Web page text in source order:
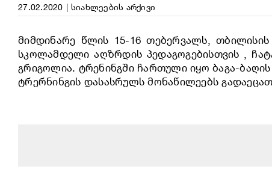
27.02.2020 | სიახლეების არქივი
მიმდინარე წლის 15-16 თებერვალს,
სკოლამდელი აღზრდის პედაგოგებისთვის ,
გრიგოლია. ტრენინგში ჩართული იყო ბაგა-
ტრერნინგის დასასრულს მონაწილეებს